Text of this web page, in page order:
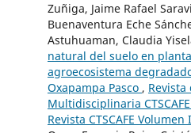
Zuñiga, Jaime Rafael
Buenaventura Eche
Astuhuaman, Claudia
natural del suelo en
agroecosistema
Oxapampa Pasco ,
Multidisciplinaria
Revista CTSCAFE